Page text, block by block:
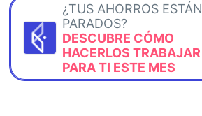
¿TUS AHORROS ESTÁN
PARADOS?
DESCUBRE CÓMO
HACERLOS TRABAJAR
PARA TI ESTE MES